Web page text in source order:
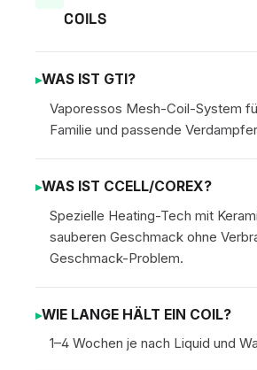
COILS
WAS IST GTI?
Vaporessos Mesh-Coil-System
Familie und passende
WAS IST CCELL/COREX?
Spezielle Heating-Tech mit
sauberen Geschmack ohne
Geschmack-Problem.
WIE LANGE HÄLT EIN COIL?
1–4 Wochen je nach Liquid und